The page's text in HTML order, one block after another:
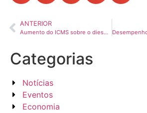
ANTERIOR
Aumento do ICMS sobre o diesel deve encarecer fretes e produtos a partir de 2026
Categorias
Notícias
Eventos
Economia